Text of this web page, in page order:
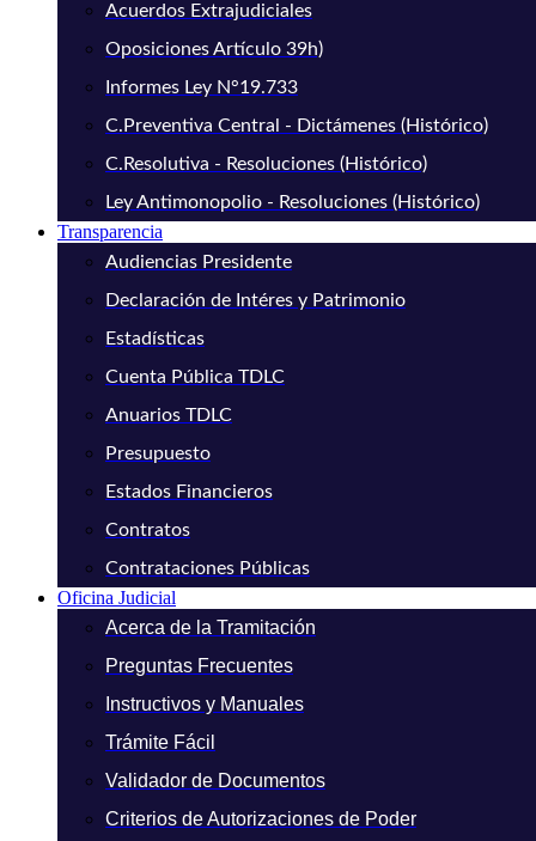
Acuerdos Extrajudiciales
Oposiciones Artículo 39h)
Informes Ley N°19.733
C.Preventiva Central - Dictámenes (Histórico)
C.Resolutiva - Resoluciones (Histórico)
Ley Antimonopolio - Resoluciones (Histórico)
Transparencia
Audiencias Presidente
Declaración de Intéres y Patrimonio
Estadísticas
Cuenta Pública TDLC
Anuarios TDLC
Presupuesto
Estados Financieros
Contratos
Contrataciones Públicas
Oficina Judicial
Acerca de la Tramitación
Preguntas Frecuentes
Instructivos y Manuales
Trámite Fácil
Validador de Documentos
Criterios de Autorizaciones de Poder